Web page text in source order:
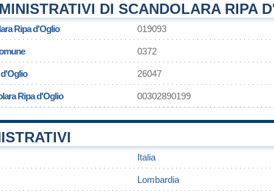
DI SCANDOLARA RIPA
Ripa d'Oglio 019093
0372
26047
Ripa d'Oglio 00302890199
Italia
Lombardia